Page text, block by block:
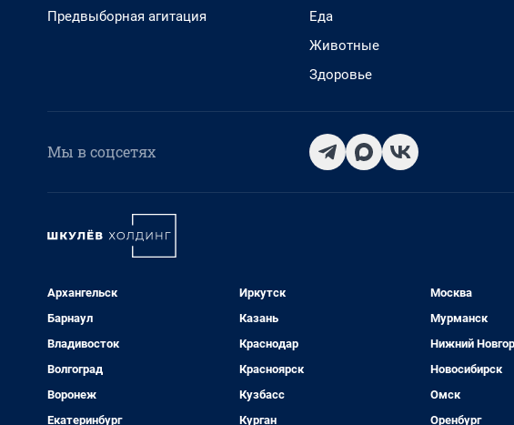
Предвыборная агитация
Еда
Животные
Здоровье
Мы в соцсетях
Архангельск
Барнаул
Владивосток
Волгоград
Воронеж
Екатеринбург
Иркутск
Казань
Краснодар
Красноярск
Кузбасс
Курган
Москва
Мурманск
Нижний
Новосибирск
Омск
Оренбург